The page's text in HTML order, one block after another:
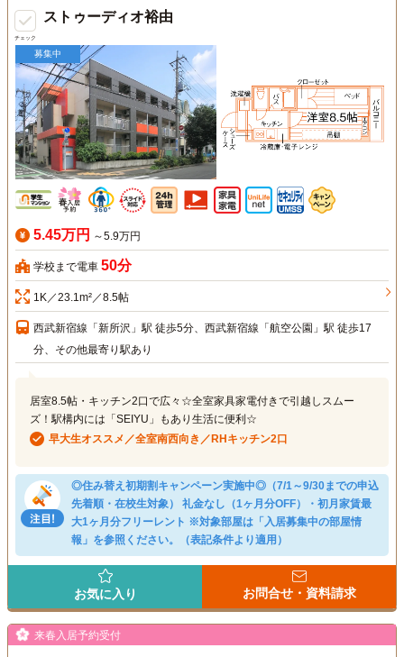
チェック
ストゥーディオ裕由
募集中
5.45万円 ～5.9万円
学校まで電車 50分
1K／23.1m²／8.5帖
西武新宿線「新所沢」駅 徒歩5分、西武新宿線「航空公園」駅 徒歩17
分、その他最寄り駅あり
居室8.5帖・キッチン2口で広々☆全室家具家電付きで引越しスムー
ズ！駅構内には「SEIYU」もあり生活に便利☆
早大生オススメ／全室南西向き／RHキッチン2口
◎住み替え初期割キャンペーン実施中◎（7/1～9/30までの申込
先着順・在校生対象） 礼金なし（1ヶ月分OFF）・初月家賃最
大1ヶ月分フリーレント ※対象部屋は「入居募集中の部屋情
報」を参照ください。（表記条件より適用）
お気に入り お問合せ・資料請求
来春入居予約受付